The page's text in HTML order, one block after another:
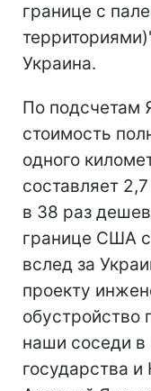
границе с
Украина.
По подсчетам
стоимость
одного
составляет
в 38 раз
границе США
вслед за
проекту
обустройство
наши соседи
государства и